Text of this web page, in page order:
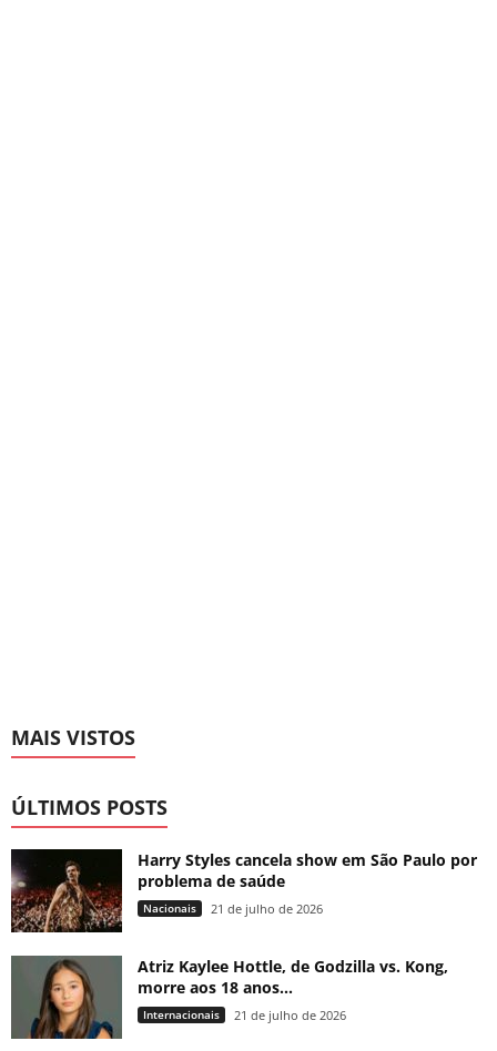
MAIS VISTOS
ÚLTIMOS POSTS
Harry Styles cancela show em São Paulo por
problema de saúde
Nacionais 21 de julho de 2026
Atriz Kaylee Hottle, de Godzilla vs. Kong,
morre aos 18 anos...
Internacionais 21 de julho de 2026